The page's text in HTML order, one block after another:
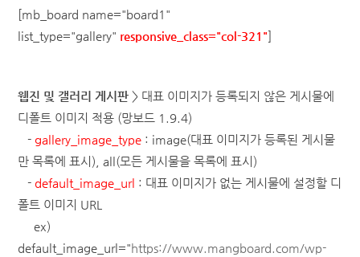
[mb_board name="board1 "
list_type="gallery" responsive_class="col-321"]
웹진 및 갤러리 게시판 > 대표 이미지가 등록되지 않은 게시물에
디폴트 이미지 적용 (망보드 1.9.4)
- gallery_image_type : image(대표 이미지가 등록된 게시물
만 목록에 표시), all(모든 게시물을 목록에 표시)
- default_image_url : 대표 이미지가 없는 게시물에 설정할 디
폴트 이미지 URL
ex)
default_image_url="https://www.mangboard.com/wp-